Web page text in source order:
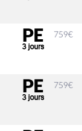
759€
759€